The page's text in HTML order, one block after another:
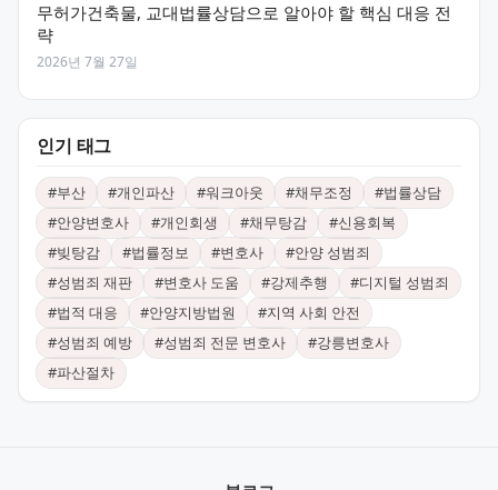
무허가건축물, 교대법률상담으로 알아야 할 핵심 대응 전
략
2026년 7월 27일
인기 태그
#부산 #개인파산 #워크아웃 #채무조정 #법률상담
#안양변호사 #개인회생 #채무탕감 #신용회복
#빚탕감 #법률정보 #변호사 #안양 성범죄
#성범죄 재판 #변호사 도움 #강제추행 #디지털 성범죄
#법적 대응 #안양지방법원 #지역 사회 안전
#성범죄 예방 #성범죄 전문 변호사 #강릉변호사
#파산절차